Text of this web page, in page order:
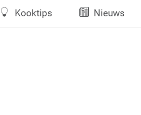
Kooktips Nieuws